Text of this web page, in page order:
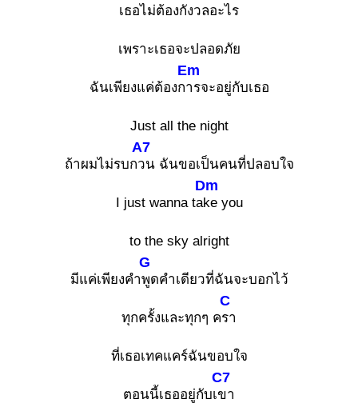
เธอไม่ต้องกังวลอะไร
เพราะเธอจะปลอดภัย
ฉันเพียงแค่ต้องก
Em
ารจะอยู่กับเธอ
Just all the night
ถ้าผมไม่รบก
A7
วน ฉันขอเป็นคนที่ปลอบใจ
I just wanna ta
Dm
ke you
to the sky alright
มีแค่เพียงคำ
G
พูดคำเดียวที่ฉันจะบอกไว้
ทุกครั้งและทุกๆ ค
C
รา
ที่เธอเทคแคร์ฉันขอบใจ
ตอนนี้เธออยู่กับเ
C7
ขา